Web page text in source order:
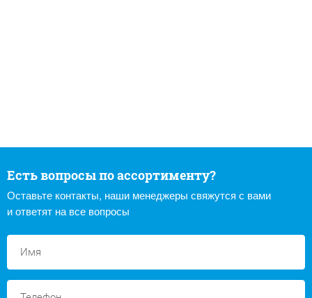
Есть вопросы по ассортименту?
Оставьте контакты, наши менеджеры свяжутся с вами
и ответят на все вопросы